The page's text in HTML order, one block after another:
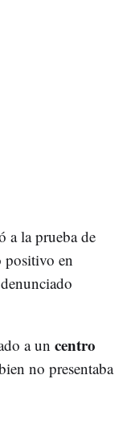
a la prueba de
positivo en
a un centro
no presentaba